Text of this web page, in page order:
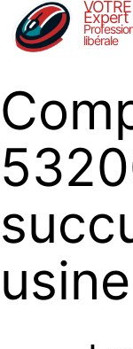
VOTRE
Expert
libérale